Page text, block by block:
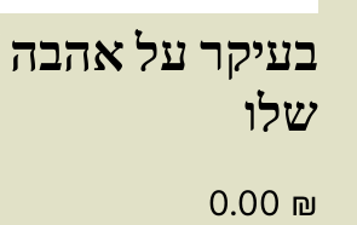
בעיקר על
שלו
0.00 ₪